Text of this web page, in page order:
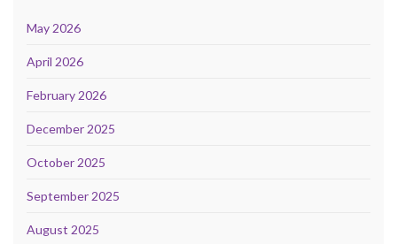
May 2026
April 2026
February 2026
December 2025
October 2025
September 2025
August 2025